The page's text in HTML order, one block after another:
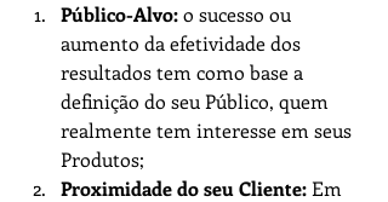
Público-Alvo: o sucesso ou
aumento da efetividade dos
resultados tem como base a
definição do seu Público, quem
realmente tem interesse em seus
Produtos;
Proximidade do seu Cliente: Em